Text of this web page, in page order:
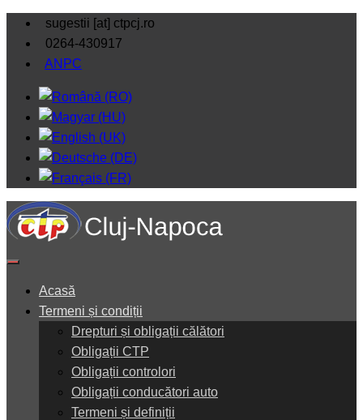
sugestii [at] ctpcj.ro
0264-430917
ANPC
Acasă
Termeni și condiții
Drepturi și obligații călători
Obligații CTP
Obligații controlori
Obligații conducători auto
Termeni și definiții